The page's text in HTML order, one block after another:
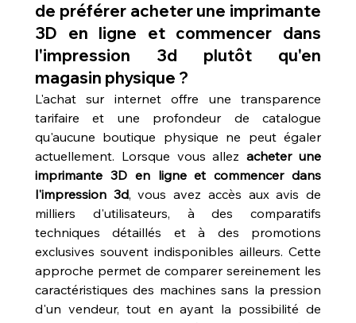
de préférer acheter une imprimante
3D en ligne et commencer dans
l'impression 3d plutôt qu'en
magasin physique ?
L'achat sur internet offre une transparence
tarifaire et une profondeur de catalogue
qu'aucune boutique physique ne peut égaler
actuellement. Lorsque vous allez acheter une
imprimante 3D en ligne et commencer dans
l'impression 3d, vous avez accès aux avis de
milliers d'utilisateurs, à des comparatifs
techniques détaillés et à des promotions
exclusives souvent indisponibles ailleurs. Cette
approche permet de comparer sereinement les
caractéristiques des machines sans la pression
d'un vendeur, tout en ayant la possibilité de